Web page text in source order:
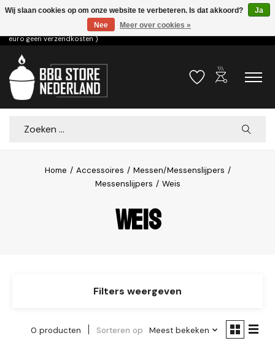
Voor 15.00u besteld dezelfde dag verzonden! ( 6,95 verzendkosten, vanaf 75
euro geen verzendkosten )
Verlanglijst
outdoor_grill
Zoeken
Home / Accessoires / Messen/Messenslijpers /
Messenslijpers / Weis
Weis
Filters weergeven
0 producten Sorteren op Meest bekeken
Wij slaan cookies op om onze website te verbeteren. Is dat akkoord?
Ja
Nee
Meer over cookies »